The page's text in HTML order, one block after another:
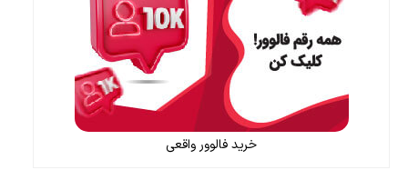
خرید فالوور واقعی